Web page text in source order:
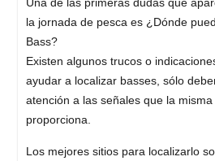
la jornada de pesca es ¿Dónde
Bass?
Existen algunos trucos o
ayudar a localizar basses, sólo
atención a las señales que la
proporciona.
Los mejores sitios para localizarlo